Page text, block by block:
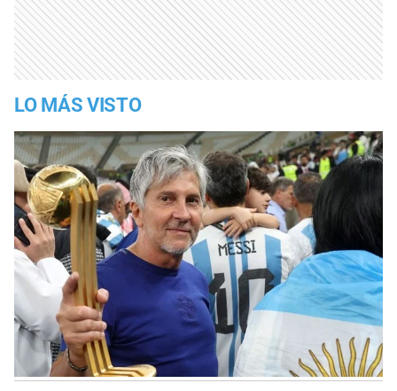
LO MÁS VISTO